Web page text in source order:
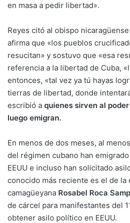
en masa a pedir libertad».
Reyes citó al obispo
afirma que «los pueblos
resucitan» y sostuvo que «esa
referencia a la libertad de Cuba,
entonces, «tal vez ya tú hayas
tierras de libertad, donde
escribió a quienes sirven al
luego emigran.
En menos de dos meses, al
del régimen cubano han
EEUU e incluso han solicitado
conocido más reciente es el de la
camagüeyana Rosabel Roca
de cárcel para manifestantes del
obtener asilo político en EEUU.